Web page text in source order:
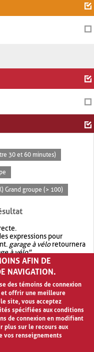
30 et 60 minutes)
Grand groupe (> 100)
expressions pour
garage à véloretournera
à vélo".
avec OR.garage OR vélo
quegarage à vélo
AFIN DE
NAVIGATION.
des témoins de connexion
et offrir une meilleure
site, vous acceptez
spécifiées aux conditions
de connexion en modifiant
plus sur le recours aux
vos renseignements